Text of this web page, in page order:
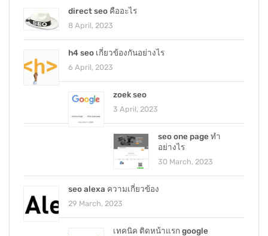
direct seo คืออะไร
8 April, 2023
h4 seo เกี่ยวข้องกันอย่างไร
6 April, 2023
zoek seo
3 April, 2023
seo one page ทำ
อย่างไร
30 March, 2023
seo alexa ความเกี่ยวข้อง
29 March, 2023
เทคนิค ติดหน้าแรก google